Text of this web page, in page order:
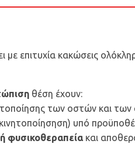
με επιτυχία κακώσεις
θέση έχουν:
των οστών και
υπό
φυσικοθεραπείακαι